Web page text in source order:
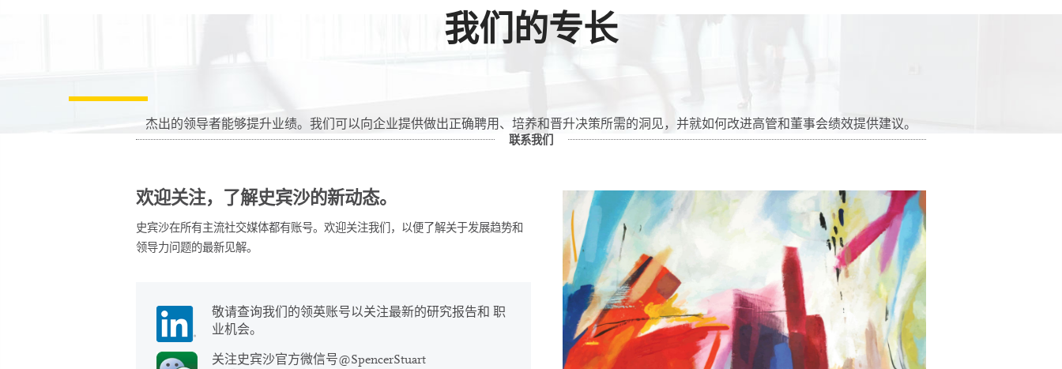
我们的专长
杰出的领导者能够提升业绩。我们可以向企业提供做出正确聘用、培养和晋升决策所需的洞见，并就如何改进高管和董事会绩效提供建议。
联系我们
欢迎关注，了解史宾沙的新动态。
史宾沙在所有主流社交媒体都有账号。欢迎关注我们，以便了解关于发展趋势和
领导力问题的最新见解。
敬请查询我们的领英账号以关注最新的研究报告和 职
业机会。
关注史宾沙官方微信号@SpencerStuart